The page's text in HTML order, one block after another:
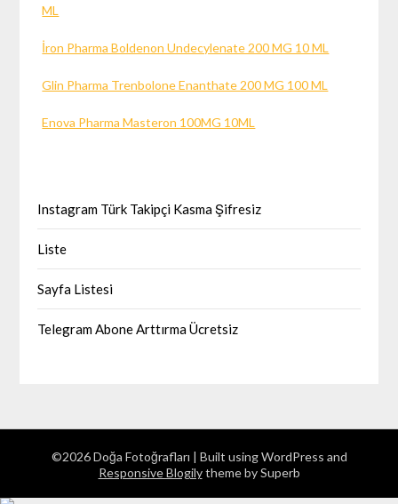
ML
İron Pharma Boldenon Undecylenate 200 MG 10 ML
Glin Pharma Trenbolone Enanthate 200 MG 100 ML
Enova Pharma Masteron 100MG 10ML
Instagram Türk Takipçi Kasma Şifresiz
Liste
Sayfa Listesi
Telegram Abone Arttırma Ücretsiz
©2026 Doğa Fotoğrafları | Built using WordPress and
Responsive Blogilytheme by Superb